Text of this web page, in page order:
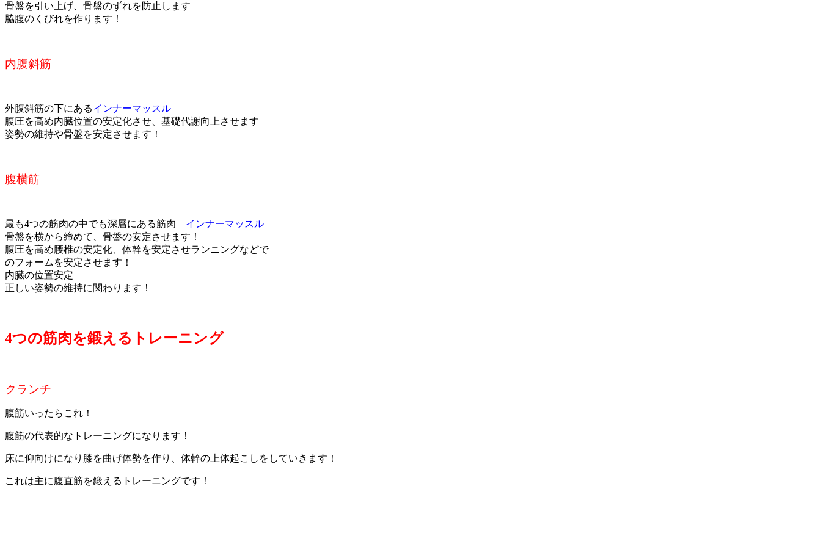
骨盤を引い上げ、骨盤のずれを防止します
脇腹のくびれを作ります！
内腹斜筋
外腹斜筋の下にあるインナーマッスル
腹圧を高め内臓位置の安定化させ、基礎代謝向上させます
姿勢の維持や骨盤を安定させます！
腹横筋
最も4つの筋肉の中でも深層にある筋肉 インナーマッスル
骨盤を横から締めて、骨盤の安定させます！
腹圧を高め腰椎の安定化、体幹を安定させランニングなどで
のフォームを安定させます！
内臓の位置安定
正しい姿勢の維持に関わります！
4つの筋肉を鍛えるトレーニング
クランチ
腹筋いったらこれ！
腹筋の代表的なトレーニングになります！
床に仰向けになり膝を曲げ体勢を作り、体幹の上体起こしをしていきます！
これは主に腹直筋を鍛えるトレーニングです！